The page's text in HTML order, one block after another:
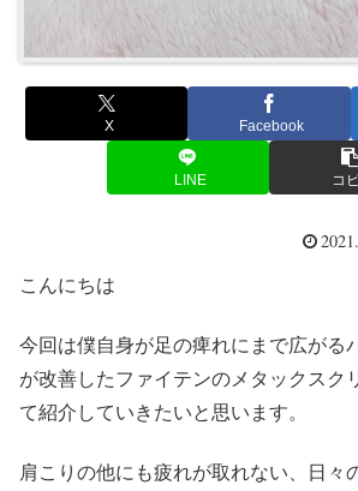
X Facebook
LINE コ
こんにちは
今回は僕自身が足の痺れにまで広がる
が改善したファイテンのメタックスク
て紹介していきたいと思います。
肩こりの他にも疲れが取れない、日々